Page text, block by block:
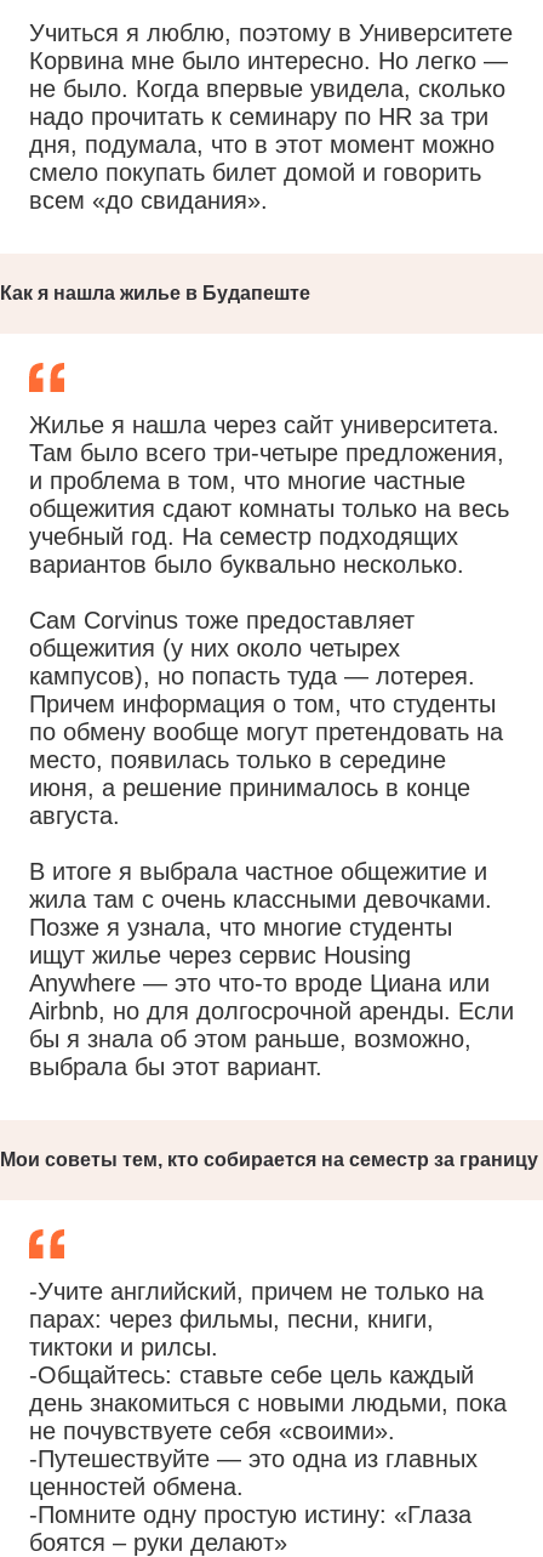
Учиться я люблю, поэтому в Университете
Корвина мне было интересно. Но легко —
не было. Когда впервые увидела, сколько
надо прочитать к семинару по HR за три
дня, подумала, что в этот момент можно
смело покупать билет домой и говорить
всем «до свидания».
Как я нашла жилье в Будапеште
Жилье я нашла через сайт университета.
Там было всего три-четыре предложения,
и проблема в том, что многие частные
общежития сдают комнаты только на весь
учебный год. На семестр подходящих
вариантов было буквально несколько.
Сам Corvinus тоже предоставляет
общежития (у них около четырех
кампусов), но попасть туда — лотерея.
Причем информация о том, что студенты
по обмену вообще могут претендовать на
место, появилась только в середине
июня, а решение принималось в конце
августа.
В итоге я выбрала частное общежитие и
жила там с очень классными девочками.
Позже я узнала, что многие студенты
ищут жилье через сервис Housing
Anywhere — это что-то вроде Циана или
Airbnb, но для долгосрочной аренды. Если
бы я знала об этом раньше, возможно,
выбрала бы этот вариант.
Мои советы тем, кто собирается на семестр за границу
-Учите английский, причем не только на
парах: через фильмы, песни, книги,
тиктоки и рилсы.
-Общайтесь: ставьте себе цель каждый
день знакомиться с новыми людьми, пока
не почувствуете себя «своими».
-Путешествуйте — это одна из главных
ценностей обмена.
-Помните одну простую истину: «Глаза
боятся – руки делают»